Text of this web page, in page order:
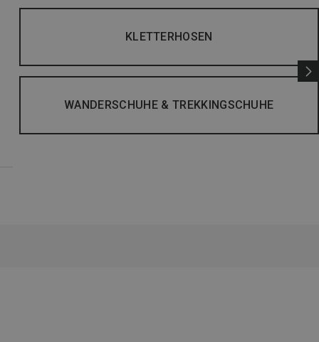
KLETTERHOSEN
WANDERSCHUHE & TREKKINGSCHUHE